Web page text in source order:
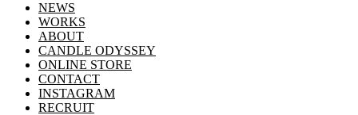
NEWS
WORKS
ABOUT
CANDLE ODYSSEY
ONLINE STORE
CONTACT
INSTAGRAM
RECRUIT